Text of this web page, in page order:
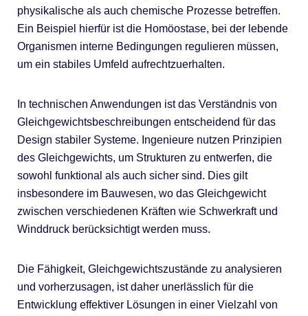
physikalische als auch chemische Prozesse betreffen.
Ein Beispiel hierfür ist die Homöostase, bei der lebende
Organismen interne Bedingungen regulieren müssen,
um ein stabiles Umfeld aufrechtzuerhalten.
In technischen Anwendungen ist das Verständnis von
Gleichgewichtsbeschreibungen entscheidend für das
Design stabiler Systeme. Ingenieure nutzen Prinzipien
des Gleichgewichts, um Strukturen zu entwerfen, die
sowohl funktional als auch sicher sind. Dies gilt
insbesondere im Bauwesen, wo das Gleichgewicht
zwischen verschiedenen Kräften wie Schwerkraft und
Winddruck berücksichtigt werden muss.
Die Fähigkeit, Gleichgewichtszustände zu analysieren
und vorherzusagen, ist daher unerlässlich für die
Entwicklung effektiver Lösungen in einer Vielzahl von